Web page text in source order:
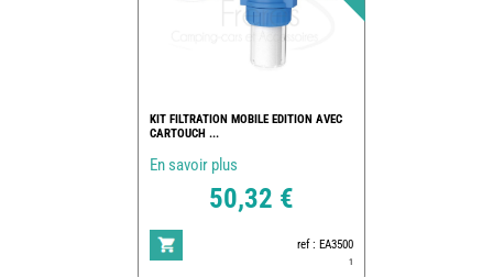
KIT FILTRATION MOBILE EDITION AVEC
CARTOUCH ...
En savoir plus
50,32 €
ref : EA3500
1